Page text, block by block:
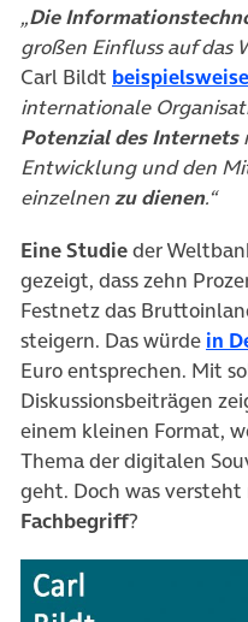
„Die
großen Einfluss auf das
Carl Bildt beispielsweise
internationale
Potenzial des Internets
Entwicklung und den
einzelnenzu dienen.“
Eine Studieder
gezeigt, dass zehn
Festnetz das
steigern. Das würde in
Euro entsprechen. Mit
Diskussionsbeiträgen
einem kleinen Format,
Thema der digitalen
geht. Doch was
Fachbegriff?